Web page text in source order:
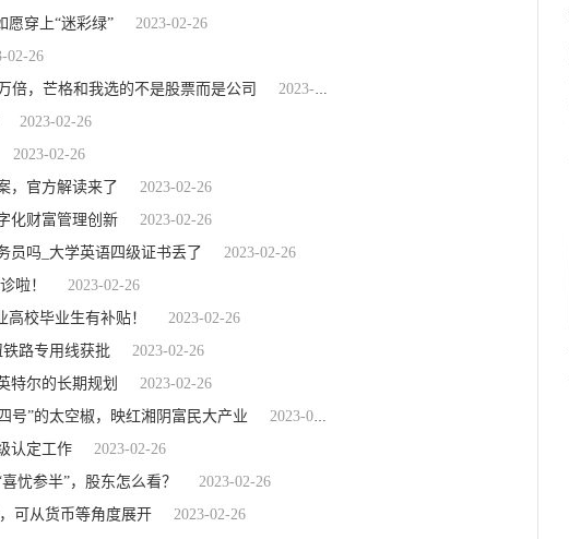
愿穿上“迷彩绿”
2023-02-26
02-26
倍，芒格和我选的不是股票而是公司
2023-02-26
2023-02-26
2023-02-26
，官方解读来了
2023-02-26
化财富管理创新
2023-02-26
员吗_大学英语四级证书丢了
2023-02-26
啦！
2023-02-26
校毕业生有补贴！
2023-02-26
路专用线获批
2023-02-26
特尔的长期规划
2023-02-26
号”的太空椒，映红湘阴富民大产业
2023-02-26
认定工作
2023-02-26
忧参半”，股东怎么看？
2023-02-26
可从货币等角度展开
2023-02-26